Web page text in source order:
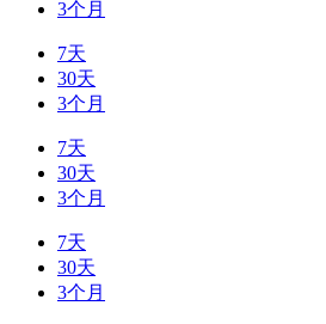
3个月
7天
30天
3个月
7天
30天
3个月
7天
30天
3个月